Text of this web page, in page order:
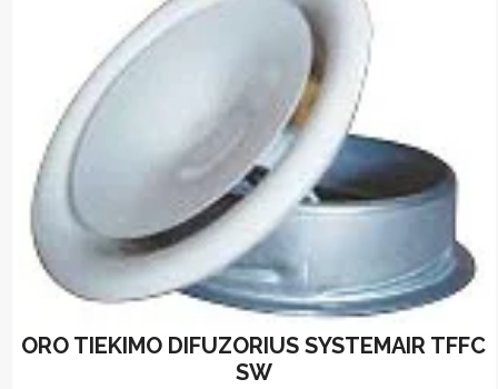
ORO TIEKIMO DIFUZORIUS SYSTEMAIR TFFC
SW